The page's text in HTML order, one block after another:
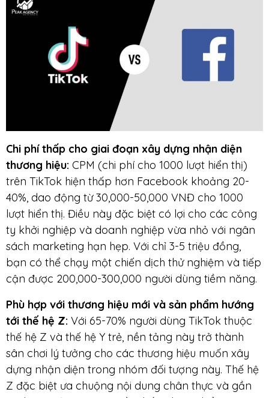
Chi phí thấp cho giai đoạn xây dựng nhận diện
thương hiệu: CPM (chi phí cho 1000 lượt hiển thị)
trên TikTok hiện thấp hơn Facebook khoảng 20-
40%, dao động từ 30,000-50,000 VNĐ cho 1000
lượt hiển thị. Điều này đặc biệt có lợi cho các công
ty khởi nghiệp và doanh nghiệp vừa nhỏ với ngân
sách marketing hạn hẹp. Với chỉ 3-5 triệu đồng,
bạn có thể chạy một chiến dịch thử nghiệm và tiếp
cận được 200,000-300,000 người dùng tiềm năng.
Phù hợp với thương hiệu mới và sản phẩm hướng
tới thế hệ Z: Với 65-70% người dùng TikTok thuộc
thế hệ Z và thế hệ Y trẻ, nền tảng này trở thành
sân chơi lý tưởng cho các thương hiệu muốn xây
dựng nhận diện trong nhóm đối tượng này. Thế hệ
Z đặc biệt ưa chuộng nội dung chân thực và gần